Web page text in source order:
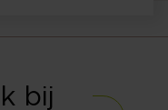
bij